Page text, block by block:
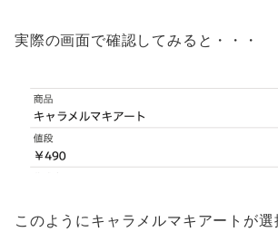
実際の画面で確認してみると・・・
このようにキャラメルマキアートが